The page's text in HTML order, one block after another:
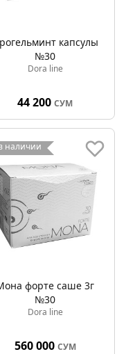
капсулы
№30
Dora line
44 200 СУМ
наличии
форте саше 3г
№30
Dora line
560 000 СУМ